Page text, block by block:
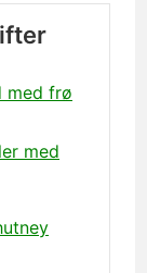
med frø
med